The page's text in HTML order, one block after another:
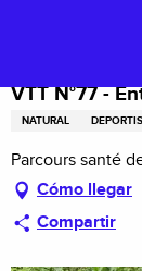
principal
VTT N°77 -
NATURAL
Parcours santé
Cómo llegar
Compartir